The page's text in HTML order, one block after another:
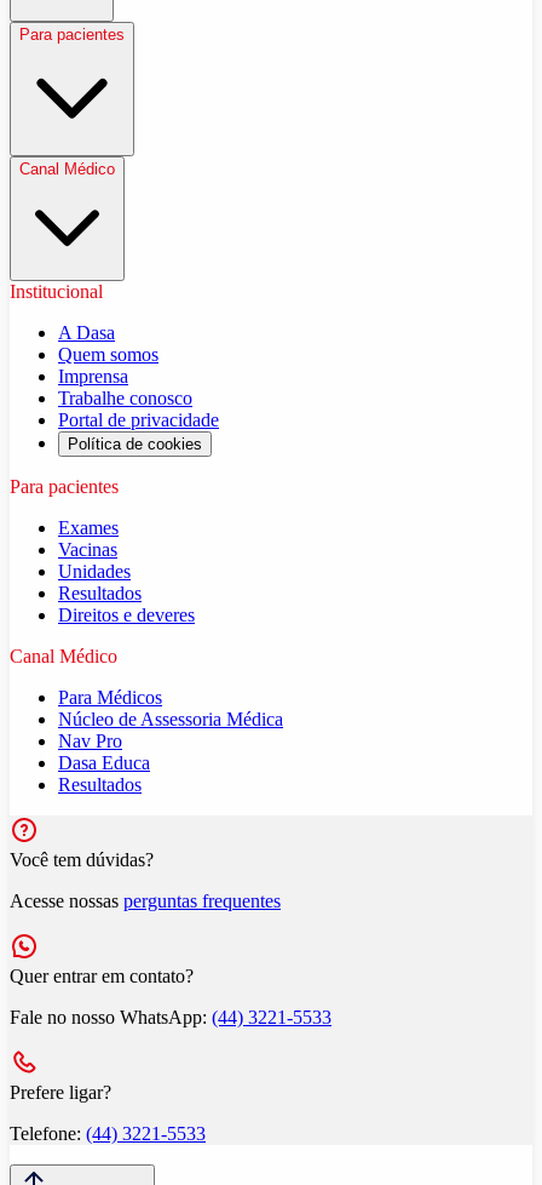
Para pacientes
Canal Médico
Institucional
A Dasa
Quem somos
Imprensa
Trabalhe conosco
Portal de privacidade
Política de cookies
Para pacientes
Exames
Vacinas
Unidades
Resultados
Direitos e deveres
Canal Médico
Para Médicos
Núcleo de Assessoria Médica
Nav Pro
Dasa Educa
Resultados
Você tem dúvidas?
Acesse nossas perguntas frequentes
Quer entrar em contato?
Fale no nosso WhatsApp: (44) 3221-5533
Prefere ligar?
Telefone: (44) 3221-5533